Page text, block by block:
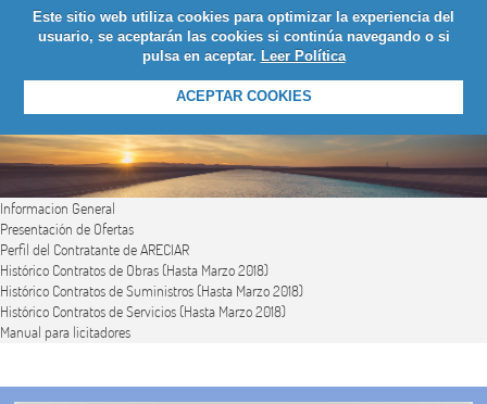
Este sitio web utiliza cookies para optimizar la experiencia del
usuario, se aceptarán las cookies si continúa navegando o si
pulsa en aceptar. Leer Política
ACEPTAR COOKIES
LOGIN
Informacion General
Presentación de Ofertas
Perfil del Contratante de ARECIAR
Histórico Contratos de Obras (Hasta Marzo 2018)
Histórico Contratos de Suministros (Hasta Marzo 2018)
Histórico Contratos de Servicios (Hasta Marzo 2018)
Manual para licitadores